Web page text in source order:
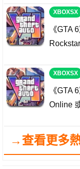
XBOXSX
《GTA
XBOXSX
《GTA
Online
→查看更多